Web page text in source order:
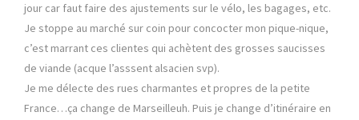
jour car faut faire des ajustements sur le vélo, les bagages, etc.
Je stoppe au marché sur coin pour concocter mon pique-nique,
c’est marrant ces clientes qui achètent des grosses saucisses
de viande (acque l’asssent alsacien svp).
Je me délecte des rues charmantes et propres de la petite
France…ça change de Marseilleuh. Puis je change d’itinéraire en